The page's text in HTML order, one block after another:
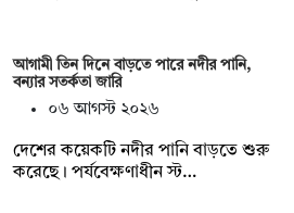
আগামী তিন দিনে বাড়তে পারে নদীর পানি,
বন্যার সতর্কতা জারি
০৬ আগস্ট ২০২৬
দেশের কয়েকটি নদীর পানি বাড়তে শুরু
করেছে। পর্যবেক্ষণাধীন স্ট…